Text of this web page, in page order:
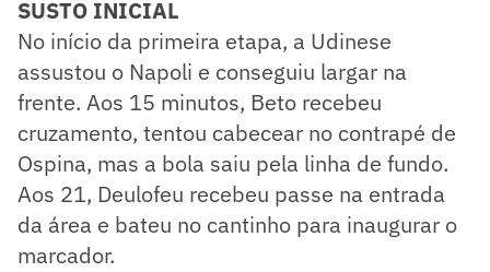
SUSTO INICIAL
No início da primeira etapa, a Udinese
assustou o Napoli e conseguiu largar na
frente. Aos 15 minutos, Beto recebeu
cruzamento, tentou cabecear no contrapé de
Ospina, mas a bola saiu pela linha de fundo.
Aos 21, Deulofeu recebeu passe na entrada
da área e bateu no cantinho para inaugurar o
marcador.